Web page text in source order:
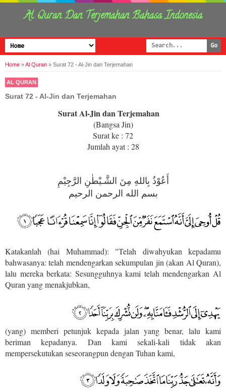
Al Quran Dan Terjemahan Bahasa Indonesia
Home »Al Quran » Surat 72 - Al-Jin dan Terjemahan
AL QURAN
Surat 72 - Al-Jin dan Terjemahan
Surat Al-Jin dan Terjemahan
(Bangsa Jin)
Surat ke : 72
Jumlah ayat : 28
أَعُوْذُ بِاللهِ مِنَ الشَّـيْطٰنِ الرَّجِيْمِ
بسم الله الرحمن الرحيم
Katakanlah (hai Muhammad): "Telah diwahyukan kepadamu
bahwasanya: telah mendengarkan sekumpulan jin (akan Al Quran),
lalu mereka berkata: Sesungguhnya kami telah mendengarkan Al
Quran yang menakjubkan,
(yang) memberi petunjuk kepada jalan yang benar, lalu kami
beriman kepadanya. Dan kami sekali-kali tidak akan
mempersekutukan seseorangpun dengan Tuhan kami,